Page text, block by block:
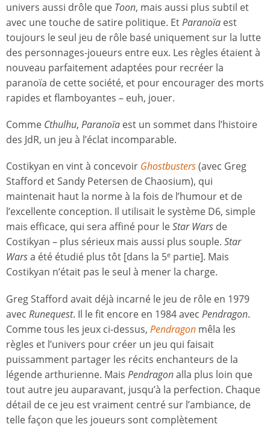
univers aussi drôle que Toon, mais aussi plus subtil et
avec une touche de satire politique. EtParanoïa est
toujours le seul jeu de rôle basé uniquement sur la lutte
des personnages-joueurs entre eux. Les règles étaient à
nouveau parfaitement adaptées pour recréer la
paranoïa de cette société, et pour encourager des morts
rapides et flamboyantes – euh, jouer.
Comme Cthulhu, Paranoïa est un sommet dans l’histoire
des JdR, un jeu à l’éclat incomparable.
Costikyan en vint à concevoir Ghostbusters(avec Greg
Stafford et Sandy Petersen de Chaosium), qui
maintenait haut la norme à la fois de l’humour et de
l’excellente conception. Il utilisait le système D6, simple
mais efficace, qui sera affiné pour leStar Wars de
Costikyan – plus sérieux mais aussi plus souple. Star
Warsa été étudié plus tôt [dans la 5e partie]. Mais
Costikyan n’était pas le seul à mener la charge.
Greg Stafford avait déjà incarné le jeu de rôle en 1979
avec Runequest. Il le fit encore en 1984 avec Pendragon.
Comme tous les jeux ci-dessus, Pendragon mêla les
règles et l’univers pour créer un jeu qui faisait
puissamment partager les récits enchanteurs de la
légende arthurienne. Mais Pendragonalla plus loin que
tout autre jeu auparavant, jusqu’à la perfection. Chaque
détail de ce jeu est vraiment centré sur l’ambiance, de
telle façon que les joueurs sont complètement